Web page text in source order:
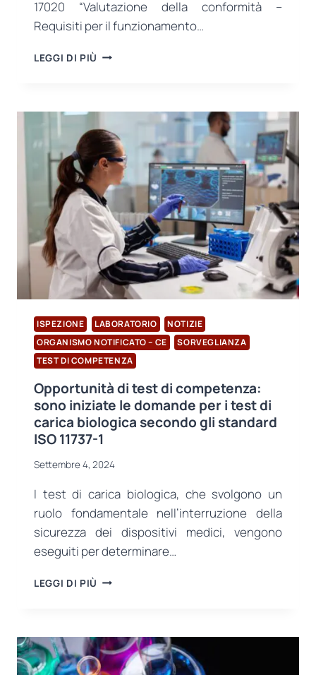
17020 “Valutazione della conformità –
Requisiti per il funzionamento…
LEGGI DI PIÙ SERVIZI
E
SORVEGLIANZA
SECONDO
ISO/IEC
17020
DA
USB
CERTIFICATION
ISPEZIONE LABORATORIO
NOTIZIE
ORGANISMO NOTIFICATO – CE
SORVEGLIANZA
TEST DI COMPETENZA
Opportunità di test di competenza:
sono iniziate le domande per i test di
carica biologica secondo gli standard
ISO 11737-1
Settembre 4, 2024
I test di carica biologica, che svolgono un
ruolo fondamentale nell’interruzione della
sicurezza dei dispositivi medici, vengono
eseguiti per determinare…
LEGGI DI PIÙ OPPORTUNITÀ
COMPETENZA:
SONO
INIZIATE